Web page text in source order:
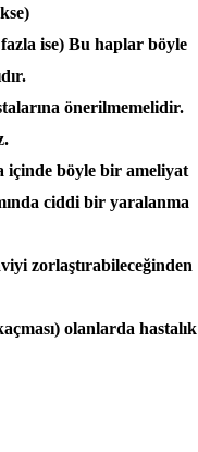
ise) Bu haplar böyle
önerilmemelidir.
içinde böyle bir ameliyat
ciddi bir yaralanma
zorlaştırabileceğinden
olanlarda hastalık